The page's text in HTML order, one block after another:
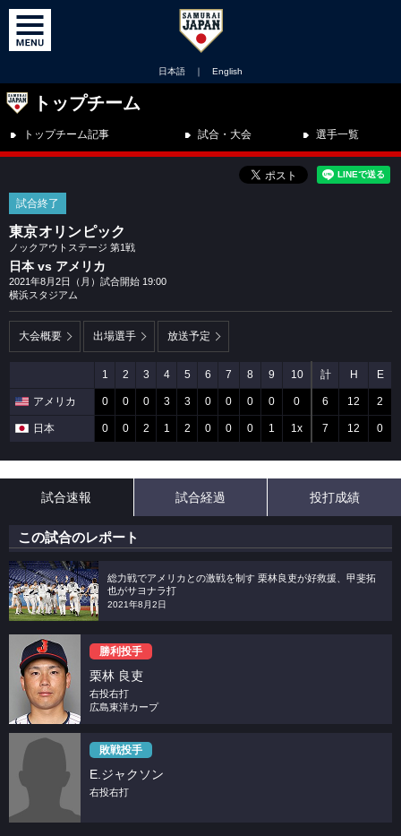
日本語 ｜ English
トップチーム
トップチーム記事 試合・大会 選手一覧
試合終了
東京オリンピック
ノックアウトステージ 第1戦
日本 vs アメリカ
2021年8月2日（月）試合開始 19:00
横浜スタジアム
大会概要 出場選手 放送予定
1 2 3 4 5 6 7 8 9 10 計 H E
アメリカ 0 0 0 3 3 0 0 0 0 0 6 12 2
日本 0 0 2 1 2 0 0 0 1 1x 7 12 0
試合速報 試合経過 投打成績
この試合のレポート
総力戦でアメリカとの激戦を制す 栗林良吏が好救援、甲斐拓
也がサヨナラ打
2021年8月2日
勝利投手
栗林 良吏
右投右打
広島東洋カープ
敗戦投手
E.ジャクソン
右投右打